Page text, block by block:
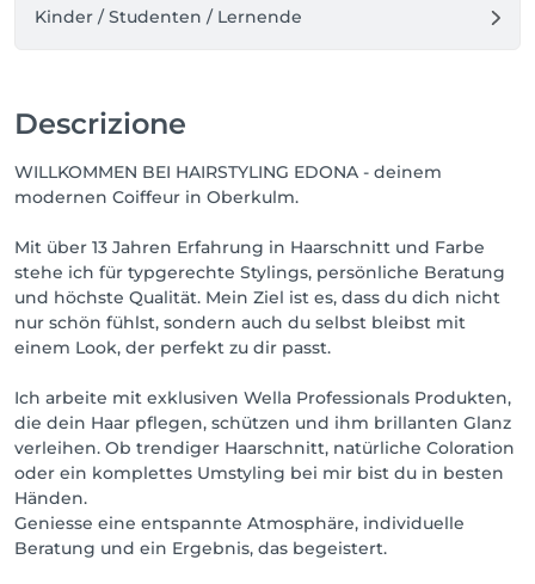
Kinder / Studenten / Lernende
Descrizione
WILLKOMMEN BEI HAIRSTYLING EDONA - deinem
modernen Coiffeur in Oberkulm.
Mit über 13 Jahren Erfahrung in Haarschnitt und Farbe
stehe ich für typgerechte Stylings, persönliche Beratung
und höchste Qualität. Mein Ziel ist es, dass du dich nicht
nur schön fühlst, sondern auch du selbst bleibst mit
einem Look, der perfekt zu dir passt.
Ich arbeite mit exklusiven Wella Professionals Produkten,
die dein Haar pflegen, schützen und ihm brillanten Glanz
verleihen. Ob trendiger Haarschnitt, natürliche Coloration
oder ein komplettes Umstyling bei mir bist du in besten
Händen.
Geniesse eine entspannte Atmosphäre, individuelle
Beratung und ein Ergebnis, das begeistert.